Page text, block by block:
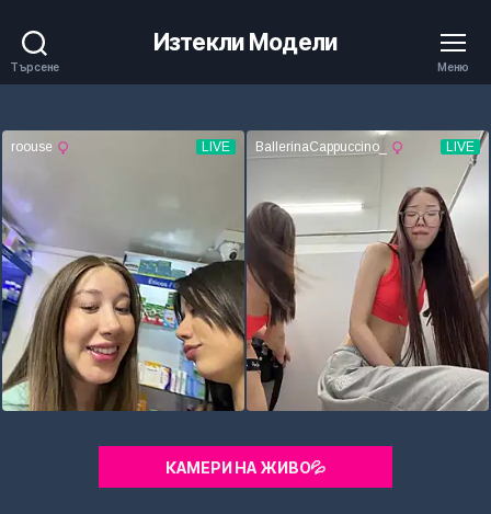
Търсене
Изтекли Модели
Меню
КАМЕРИ НА ЖИВО💦